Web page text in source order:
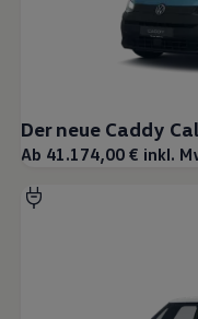
Der neue Caddy
Ab 41.174,00 € inkl.